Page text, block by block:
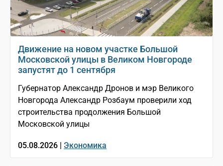
Движение на новом участке Большой
Московской улицы в Великом Новгороде
запустят до 1 сентября
Губернатор Александр Дронов и мэр Великого
Новгорода Александр Розбаум проверили ход
строительства продолжения Большой
Московской улицы
05.08.2026 | Экономика